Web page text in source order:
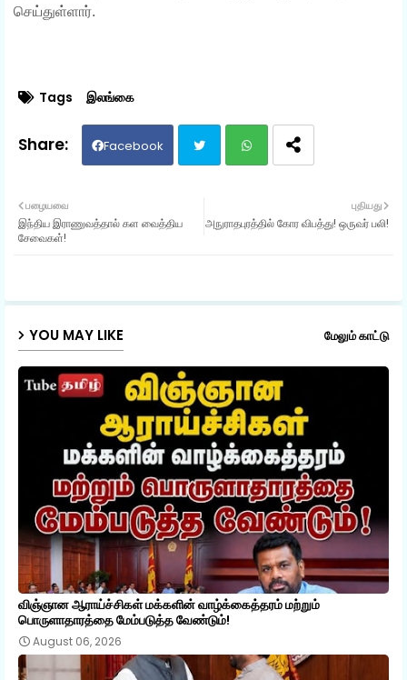
செய்துள்ளார்.
Tags இலங்கை
Facebook
ter ats
p
புதியது
அநுராதபுரத்தில் கோர விபத்து! ஒருவர் பலி!
பழையவை
இந்திய இராணுவத்தால் கள வைத்திய
சேவைகள்!
YOU MAY LIKE மேலும் காட்டு
விஞ்ஞான ஆராய்ச்சிகள் மக்களின் வாழ்க்கைத்தரம் மற்றும்
பொருளாதாரத்தை மேம்படுத்த வேண்டும்!
August 06, 2026